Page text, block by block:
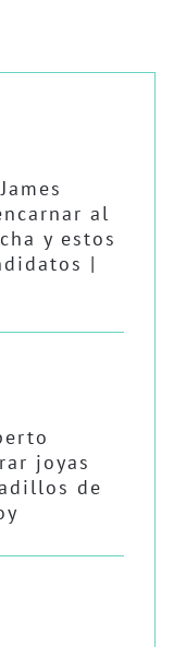
al
y estos
|
joyas
de